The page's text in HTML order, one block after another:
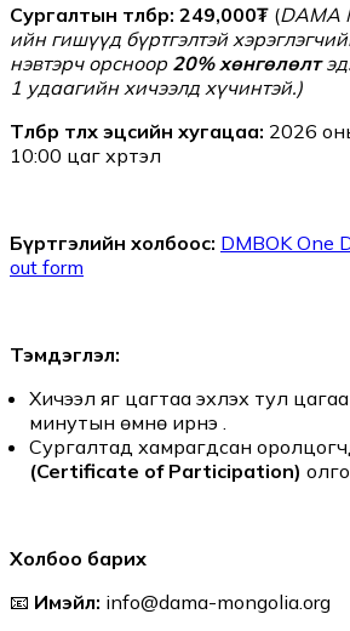
Сургалтын төлбөр: 249,000₮ (DAMA
ийн гишүүд бүртгэлтэй
нэвтэрч орсноор 20% хөнгөлөлт
1 удаагийн хичээлд хүчинтэй.)
Төлбөр төлөх эцсийн хугацаа: 2026
10:00 цаг хүртэл
Бүртгэлийн холбоос: DMBOK One
out form
Тэмдэглэл:
Хичээл яг цагтаа эхлэх тул
минутын өмнө ирнэ үү.
Сургалтад хамрагдсан
(Certificate of Participation)
Холбоо барих
📧 Имэйл: info@dama-mongolia.org